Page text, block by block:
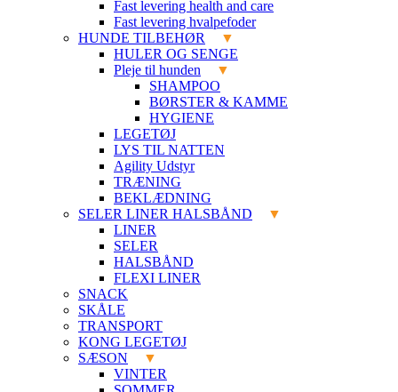
Fast levering health and care
Fast levering hvalpefoder
HUNDE TILBEHØR
HULER OG SENGE
Pleje til hunden
SHAMPOO
BØRSTER & KAMME
HYGIENE
LEGETØJ
LYS TIL NATTEN
Agility Udstyr
TRÆNING
BEKLÆDNING
SELER LINER HALSBÅND
LINER
SELER
HALSBÅND
FLEXI LINER
SNACK
SKÅLE
TRANSPORT
KONG LEGETØJ
SÆSON
VINTER